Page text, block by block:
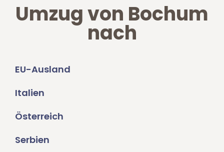
Umzug von Bochum
nach
EU-Ausland
Italien
Österreich
Serbien